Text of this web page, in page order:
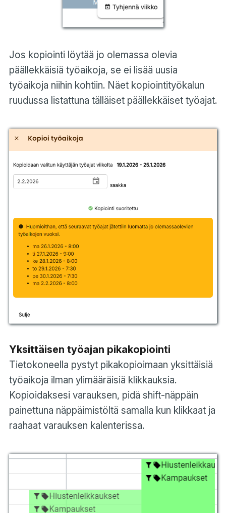
Jos kopiointi löytää jo olemassa olevia
päällekkäisiä työaikoja, se ei lisää uusia
työaikoja niihin kohtiin. Näet kopiointityökalun
ruudussa listattuna tälläiset päällekkäiset työajat.
Yksittäisen työajan pikakopiointi
Tietokoneella pystyt pikakopioimaan yksittäisiä
työaikoja ilman ylimääräisiä klikkauksia.
Kopioidaksesi varauksen, pidä shift-näppäin
painettuna näppäimistöltä samalla kun klikkaat ja
raahaat varauksen kalenterissa.